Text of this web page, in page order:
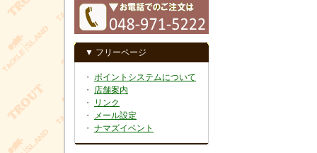
▼ フリーページ
・ ポイントシステムについて
・ 店舗案内
・
リンク
・
メール設定
・ ナマズイベント